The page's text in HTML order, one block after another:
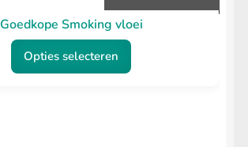
productpagina
Goedkope Smoking vloei
€1.00
Opties selecteren